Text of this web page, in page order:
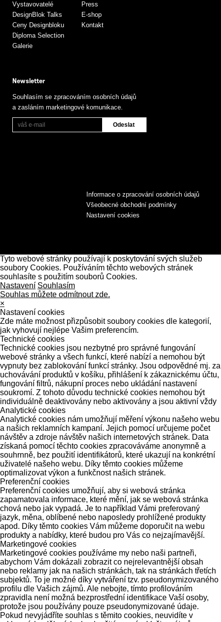
Vystavovatelé
DesignBlok Talks
Ceny Designbloku
Diploma Selection
Galerie
Press
E-shop
Kontakt
Newsletter
Souhlasím se zpracováním osobních údajů
a zasláním marketingové komunikace.
Informace o zpracování osobních údajů
Všeobecné obchodní podmínky
Nastavení cookies
Tyto webové stránky používají k poskytování svých služeb
soubory Cookies. Používáním těchto webových stránek
souhlasíte s použitím souborů Cookies.
Nastavení Souhlasím
Souhlas můžete odmítnout zde.
×
Nastavení cookies
Zde máte možnost přizpůsobit soubory cookies dle kategorií,
jak vyhovují nejlépe Vašim preferencím.
Technické cookies
Technické cookies jsou nezbytné pro správné fungování
webové stránky a všech funkcí, které nabízí a nemohou být
vypnuty bez zablokování funkcí stránky. Jsou odpovědné mj. za
uchovávání produktů v košíku, přihlášení k zákaznickému účtu,
fungování filtrů, nákupní proces nebo ukládání nastavení
soukromí. Z tohoto důvodu technické cookies nemohou být
individuálně deaktivovány nebo aktivovány a jsou aktivní vždy
Analytické cookies
Analytické cookies nám umožňují měření výkonu našeho webu
a našich reklamních kampaní. Jejich pomocí určujeme počet
návštěv a zdroje návštěv našich internetových stránek. Data
získaná pomocí těchto cookies zpracováváme anonymně a
souhrnně, bez použití identifikátorů, které ukazují na konkrétní
uživatelé našeho webu. Díky těmto cookies můžeme
optimalizovat výkon a funkčnost našich stránek.
Preferenční cookies
Preferenční cookies umožňují, aby si webová stránka
zapamatovala informace, které mění, jak se webová stránka
chová nebo jak vypadá. Je to například Vámi preferovaný
jazyk, měna, oblíbené nebo naposledy prohlížené produkty
apod. Díky těmto cookies Vám můžeme doporučit na webu
produkty a nabídky, které budou pro Vás co nejzajímavější.
Marketingové cookies
Marketingové cookies používáme my nebo naši partneři,
abychom Vám dokázali zobrazit co nejrelevantnější obsah
nebo reklamy jak na našich stránkách, tak na stránkách třetích
subjektů. To je možné díky vytváření tzv. pseudonymizovaného
profilu dle Vašich zájmů. Ale nebojte, tímto profilováním
zpravidla není možná bezprostřední identifikace Vaší osoby,
protože jsou používány pouze pseudonymizované údaje.
Pokud nevyjádříte souhlas s těmito cookies, neuvidíte v